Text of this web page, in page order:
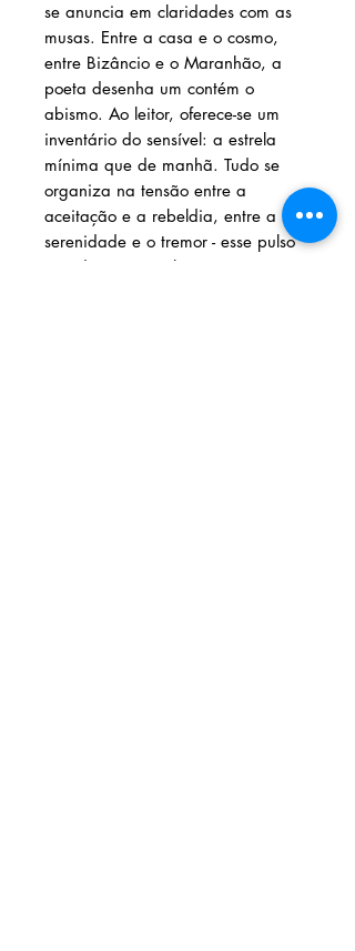
se anuncia em claridades com as
musas. Entre a casa e o cosmo,
entre Bizâncio e o Maranhão, a
poeta desenha um contém o
abismo. Ao leitor, oferece-se um
inventário do sensível: a estrela
mínima que de manhã. Tudo se
organiza na tensão entre a
aceitação e a rebeldia, entre a
serenidade e o tremor - esse pulso
que dá nome ao livro e o perpassa